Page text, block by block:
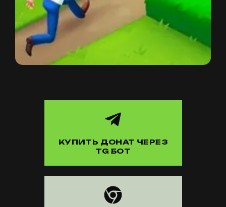
КУПИТЬ ДОНАТ ЧЕРЕЗ
TG БОТ